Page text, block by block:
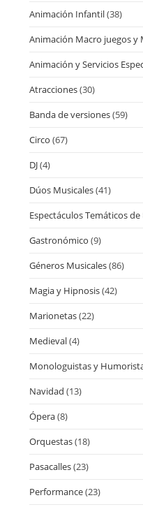
Animación Infantil(38)
Animación Macro juegos y
Animación y Servicios
Atracciones(30)
Banda de versiones(59)
Circo (67)
DJ(4)
Dúos Musicales(41)
Espectáculos Temáticos de
Gastronómico (9)
Géneros Musicales(86)
Magia y Hipnosis(42)
Marionetas(22)
Medieval(4)
Monologuistas y
Navidad (13)
Ópera(8)
Orquestas(18)
Pasacalles(23)
Performance(23)